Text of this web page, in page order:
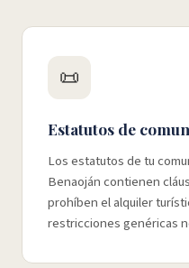
📜
Estatutos de
Los estatutos de tu
Benaoján contienen
prohíben el alquiler
restricciones genéricas